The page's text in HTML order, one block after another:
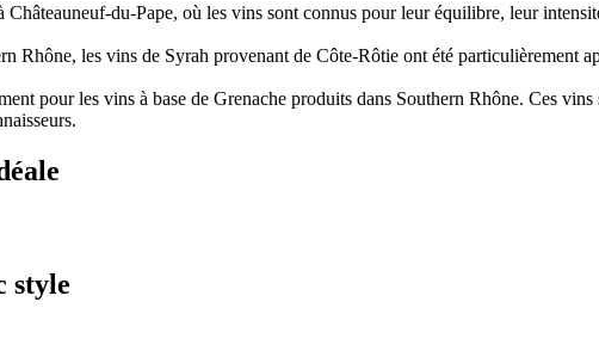
du-Pape, où les vins sont connus pour leur équilibre, leur
Rhône, les vins de Syrah provenant de Côte-Rôtie ont été particulièrement
pour les vins à base de Grenache produits dans Southern Rhône. Ces
style